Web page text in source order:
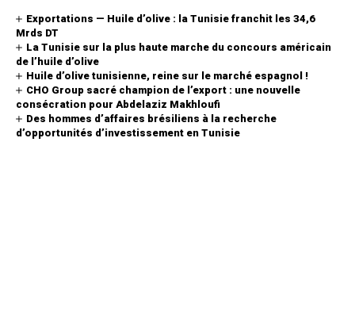
Exportations — Huile d’olive : la Tunisie franchit les 34,6
Mrds DT
La Tunisie sur la plus haute marche du concours américain
de l’huile d’olive
Huile d’olive tunisienne, reine sur le marché espagnol !
CHO Group sacré champion de l’export : une nouvelle
consécration pour Abdelaziz Makhloufi
Des hommes d’affaires brésiliens à la recherche
d’opportunités d’investissement en Tunisie